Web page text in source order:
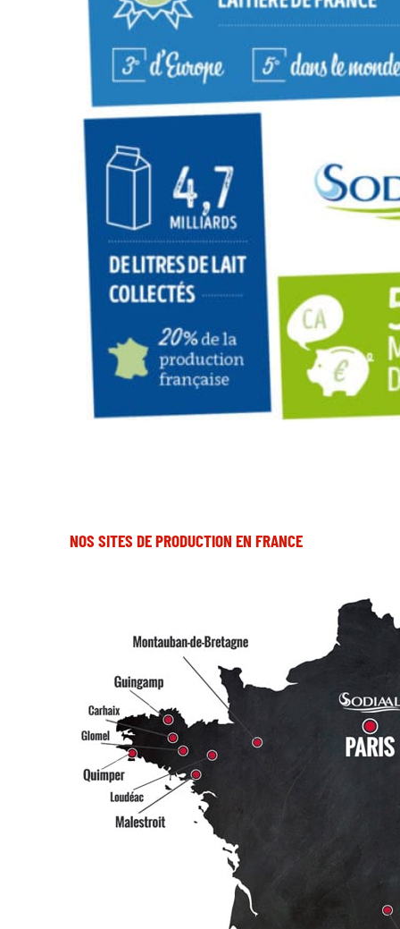
NOS SITES DE PRODUCTION EN FRANCE